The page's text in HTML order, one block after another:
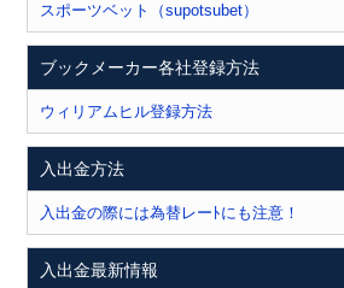
スポーツベット（supotsubet）
ブックメーカー各社登録方法
ウィリアムヒル登録方法
入出金方法
入出金の際には為替レーﾄにも注意！
入出金最新情報